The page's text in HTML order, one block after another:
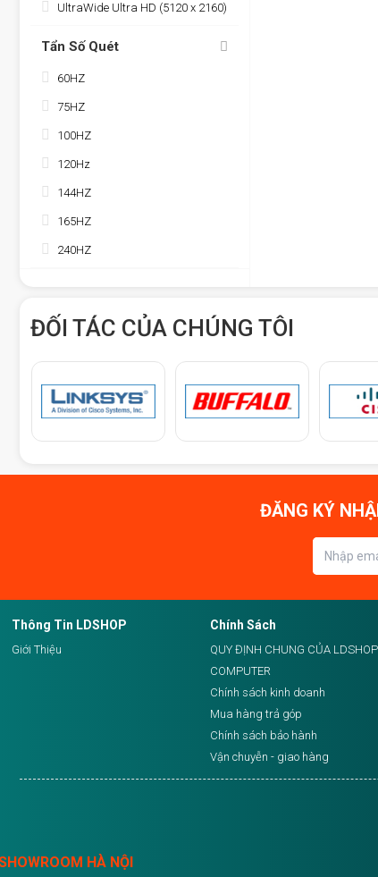
UltraWide Ultra HD (5120 x 2160)
Tẩn Số Quét
60HZ
75HZ
100HZ
120Hz
144HZ
165HZ
240HZ
ĐỐI TÁC CỦA CHÚNG TÔI
ĐĂNG KÝ
Thông Tin LDSHOP
Giới Thiệu
Chính Sách
QUY ĐỊNH CHUNG CỦA LDSHOP
COMPUTER
Chính sách kinh doanh
Mua hàng trả góp
Chính sách bảo hành
Vận chuyễn - giao hàng
HÀ NỘI